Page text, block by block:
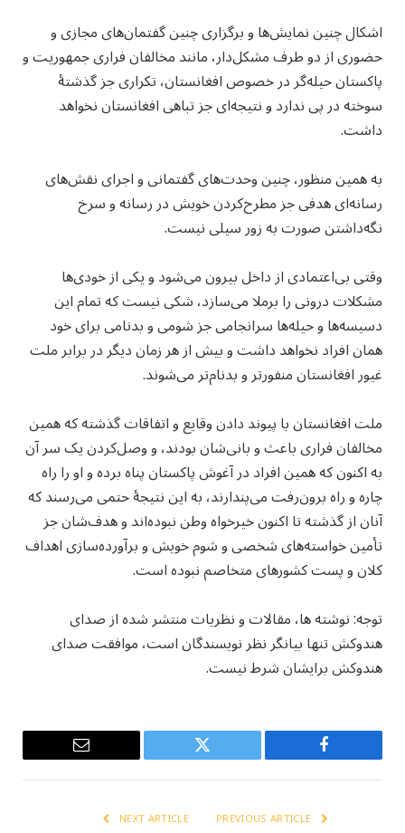
اشکال چنین نمایش‌ها و برگزاری چنین گفتمان‌های مجازی و
حضوری از دو طرف مشکل‌دار، مانند مخالفان فراری جمهوریت و
پاکستان حیله‌گر در خصوص افغانستان، تکراری جز گذشتهٔ
سوخته در پی ندارد و نتیجه‌ای جز تباهی افغانستان نخواهد
داشت.
به همین منظور، چنین وحدت‌های گفتمانی و اجرای نقش‌های
رسانه‌ای هدفی جز مطرح‌کردن خویش در رسانه و سرخ
نگه‌داشتن صورت به زور سیلی نیست.
وقتی بی‌اعتمادی از داخل بیرون می‌شود و یکی از خودی‌ها
مشکلات درونی را برملا می‌سازد، شکی نیست که تمام این
دسیسه‌ها و حیله‌ها سرانجامی جز شومی و بدنامی برای خود
همان افراد نخواهد داشت و بیش از هر زمان دیگر در برابر ملت
غیور افغانستان منفورتر و بدنام‌تر می‌شوند.
ملت افغانستان با پیوند دادن وقایع و اتفاقات گذشته که همین
مخالفان فراری باعث و بانی‌شان بودند، و وصل‌کردن یک سر آن
به اکنون که همین افراد در آغوش پاکستان پناه برده و او را راه‌
چاره و راه برون‌رفت می‌پندارند، به این نتیجهٔ حتمی می‌رسند که
آنان از گذشته تا اکنون خیرخواه وطن نبوده‌اند و هدف‌شان جز
تأمین خواسته‌های شخصی و شوم خویش و برآورده‌سازی اهداف
کلان و پست کشورهای متخاصم نبوده است.
توجه: نوشته ها، مقالات و نظریات منتشر شده از صدای
هندوکش تنها بیانگر نظر نویسندگان است، موافقت صدای
هندوکش برایشان شرط نیست.
Facebook
Twitter
Email
NEXT ARTICLE